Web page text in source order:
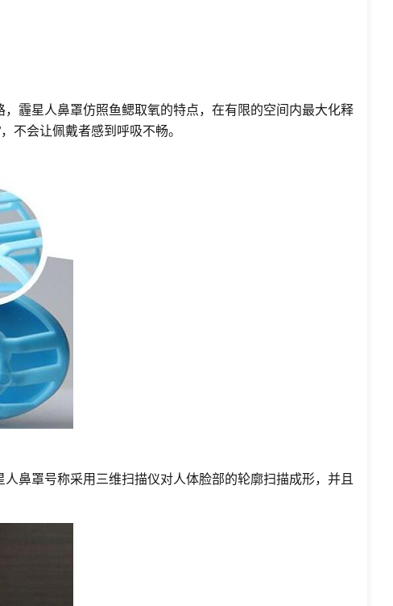
霾星人鼻罩仿照鱼鳃取氧的特点，在有限的空间内最大化释
不会让佩戴者感到呼吸不畅。
鼻罩号称采用三维扫描仪对人体脸部的轮廓扫描成形，并且